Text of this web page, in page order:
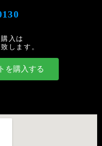
入は
します。
を購入する